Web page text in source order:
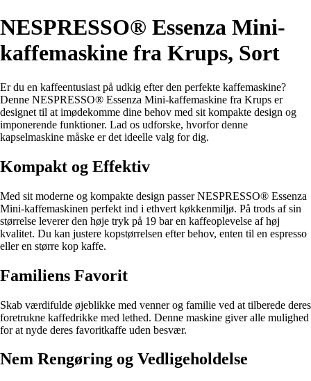
NESPRESSO® Essenza Mini-
kaffemaskine fra Krups, Sort
Er du en kaffeentusiast på udkig efter den perfekte kaffemaskine?
Denne NESPRESSO® Essenza Mini-kaffemaskine fra Krups er
designet til at imødekomme dine behov med sit kompakte design og
imponerende funktioner. Lad os udforske, hvorfor denne
kapselmaskine måske er det ideelle valg for dig.
Kompakt og Effektiv
Med sit moderne og kompakte design passer NESPRESSO® Essenza
Mini-kaffemaskinen perfekt ind i ethvert køkkenmiljø. På trods af sin
størrelse leverer den høje tryk på 19 bar en kaffeoplevelse af høj
kvalitet. Du kan justere kopstørrelsen efter behov, enten til en espresso
eller en større kop kaffe.
Familiens Favorit
Skab værdifulde øjeblikke med venner og familie ved at tilberede deres
foretrukne kaffedrikke med lethed. Denne maskine giver alle mulighed
for at nyde deres favoritkaffe uden besvær.
Nem Rengøring og Vedligeholdelse